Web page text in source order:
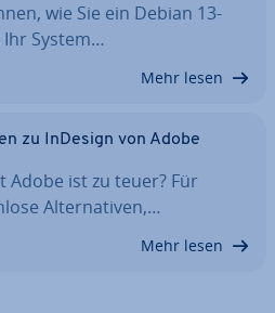
wie Sie ein Debian 13-
System…
Mehr lesen
zu InDesign von Adobe
ist zu teuer? Für
Al­ter­na­ti­ven,…
Mehr lesen